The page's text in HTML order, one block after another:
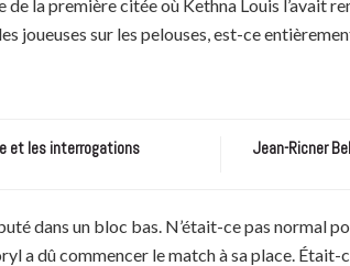
la première citée où Kethna Louis l’avait
joueuses sur les pelouses, est-ce
et les interrogations Jean-Ricner
dans un bloc bas. N’était-ce pas normal
a dû commencer le match à sa place. Était-